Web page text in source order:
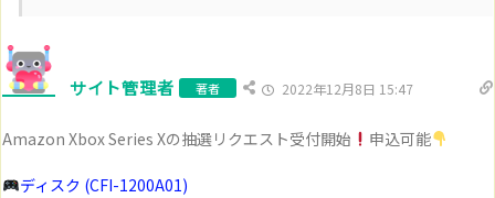
サイト管理者 著者 2022年12月8日 15:47
Amazon Xbox Series Xの抽選リクエスト受付開始 申込可能
ディスク (CFI-1200A01)